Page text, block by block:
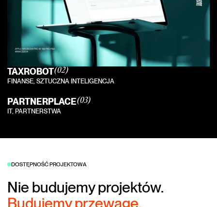
TAXROBOT(02)
FINANSE, SZTUCZNA INTELIGENCJA
PARTNERPLACE(03)
IT, PARTNERSTWA
DOSTĘPNOŚĆ PROJEKTOWA
Nie budujemy projektów.
Budujemy przewagę.